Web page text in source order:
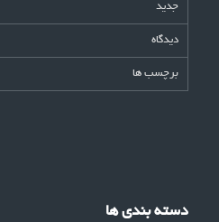
جدید
دیدگاه
برچسب ها
دسته بندی ها